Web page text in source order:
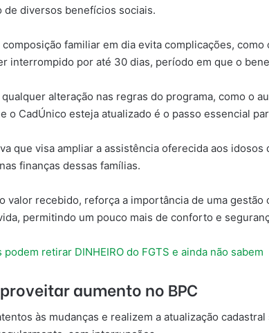
de diversos benefícios sociais.
familiar em dia evita complicações,
interrompido por até 30 dias, período em que o
alteração nas regras do programa, como o
o CadÚnico esteja atualizado é o passo essencial
que visa ampliar a assistência oferecida aos
finanças dessas famílias.
valor recebido, reforça a importância de uma
permitindo um pouco mais de conforto e
retirar DINHEIRO do FGTS e ainda não sabem
aumento no BPC
às mudanças e realizem a atualização